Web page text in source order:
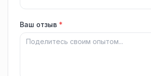
Ваш отзыв *